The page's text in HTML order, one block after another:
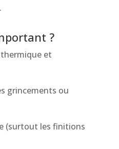
?
et
grincements ou
(surtout les finitions